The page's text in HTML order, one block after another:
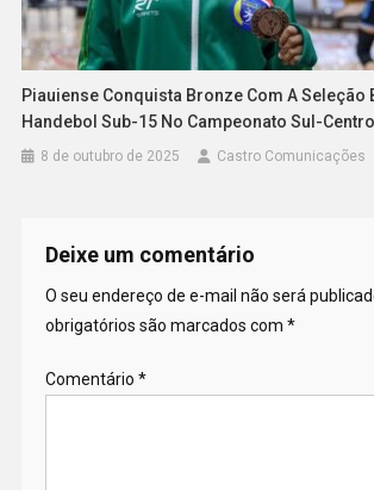
Piauiense Conquista Bronze Com A Seleção
Handebol Sub-15 No Campeonato Sul-
8 de outubro de 2025 Castro Comunicações
Deixe um comentário
O seu endereço de e-mail não será
obrigatórios são marcados com *
Comentário *